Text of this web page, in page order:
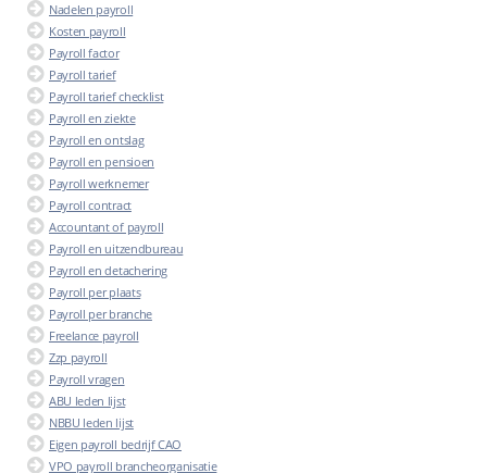
Nadelen payroll
Kosten payroll
Payroll factor
Payroll tarief
Payroll tarief checklist
Payroll en ziekte
Payroll en ontslag
Payroll en pensioen
Payroll werknemer
Payroll contract
Accountant of payroll
Payroll en uitzendbureau
Payroll en detachering
Payroll per plaats
Payroll per branche
Freelance payroll
Zzp payroll
Payroll vragen
ABU leden lijst
NBBU leden lijst
Eigen payroll bedrijf CAO
VPO payroll brancheorganisatie